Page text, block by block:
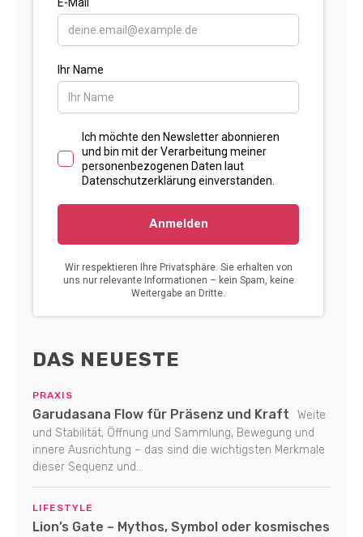
DAS NEUESTE
PRAXIS
Garudasana Flow für Präsenz und Kraft
Weite
und Stabilität, Öffnung und Sammlung, Bewegung und
innere Ausrichtung – das sind die wichtigsten Merkmale
dieser Sequenz und...
LIFESTYLE
Lion’s Gate – Mythos, Symbol oder kosmisches